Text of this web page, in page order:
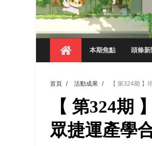
產學合作新里程！
英文公園 315期
【 第404期 】影視
【 第404期 】你抓
【 第404期 】探索
【 第404期 】從創
【 第404期 】以品
【 第404期 】此夏
本期焦點 頭條新
首頁 / 活動成果 / 【 第324期 】
【 第324期
眾捷運產學